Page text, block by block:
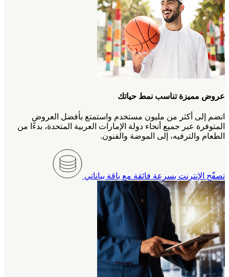
عروض مميزة تناسب نمط حياتك
انضم إلى أكثر من مليون مستخدم واستمتع بأفضل العروض
المتوفرة عبر جميع أنحاء دولة الإمارات العربية المتحدة، بدءًا من
الطعام والترفيه، إلى الموضة والفنون.
تصفّح الإنترنت بسرعة فائقة مع باقة بياناتي